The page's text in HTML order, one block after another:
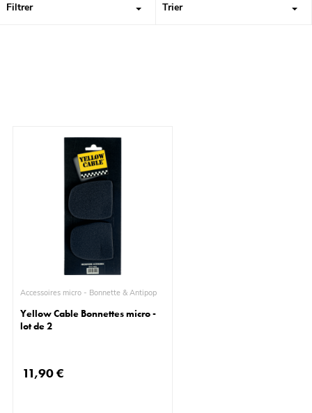
Accessoires micro - Bonnette & Antipop
Yellow Cable Bonnettes micro -
lot de 2
11,90 €
Trier
Filtrer